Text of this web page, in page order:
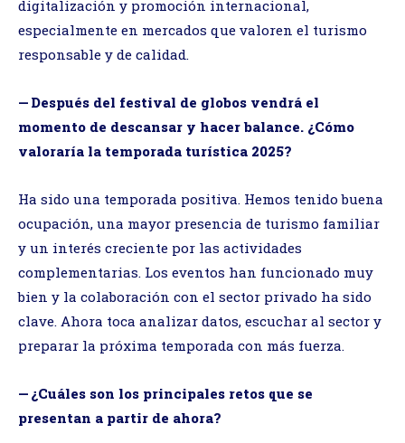
digitalización y promoción internacional,
especialmente en mercados que valoren el turismo
responsable y de calidad.
— Después del festival de globos vendrá el
momento de descansar y hacer balance. ¿Cómo
valoraría la temporada turística 2025?
Ha sido una temporada positiva. Hemos tenido buena
ocupación, una mayor presencia de turismo familiar
y un interés creciente por las actividades
complementarias. Los eventos han funcionado muy
bien y la colaboración con el sector privado ha sido
clave. Ahora toca analizar datos, escuchar al sector y
preparar la próxima temporada con más fuerza.
— ¿Cuáles son los principales retos que se
presentan a partir de ahora?